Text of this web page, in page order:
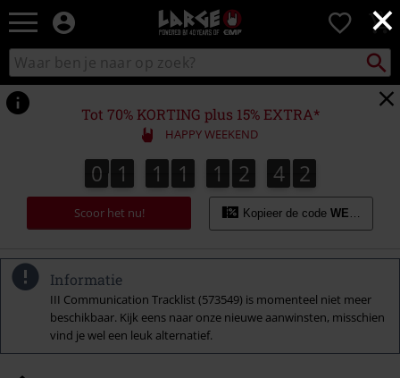
×
Large
–
Muziek-,
en
gaming-
merch
+
alternatieve
kleding
0
Zoek
in
catalogus
zoeken
Tot 70% KORTING plus 15% EXTRA*
HAPPY WEEKEND
0
0 1
1 1
1 1
1 1
1 2
2 4
4 0
1
0
2
1
Scoor het nu! Kopieer de code WEEKEND
Informatie
III Communication Tracklist (573549) is momenteel niet meer
beschikbaar. Kijk eens naar onze nieuwe aanwinsten, misschien
vind je wel een leuk alternatief.